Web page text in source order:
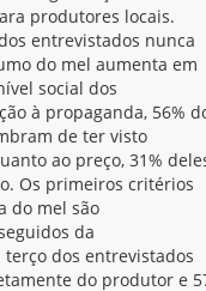
produtores locais.
entrevistados nunca
do mel aumenta em
social dos
à propaganda, 56%
de ter visto
ao preço, 31%
Os primeiros critérios
do mel são
da
dos entrevistados
do produtor e